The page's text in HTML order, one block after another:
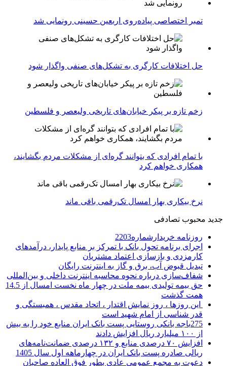
تمبر اختصاصی پیاده‌روی اربعین حسینی رونمایی شد
حل اختلافات کارگری به تشکل‌های صنفی واگذار شود
زخم تازه بر پیکر خیابان‌های تاریخی ولیعصر و فلسطین
با تمام افرادی که بتوانند گره‌ای از مشکلات مردم بگشایند،
همکاری خواهم کرد
نرخ بیکاری بهار امسال تک‌رقمی باقی ماند
جدید محبوب تصادفی
روزنامه خریدارشماره2203
اجرای برنامه تحول بانک با تمرکز بر منابع پایدار، درآمدهای
کارمزدی و بازسازی اعتماد مشتریان
تبدیل قبوض آب، برق و گاز به اینترنت رایگان
شفاف‌سازی درباره نحوه محاسبه اینترنت داخلی و بین‌المللی
حق بیمه تولیدی بیمه ملت در چهار ماه نخست امسال از 14.5
همت گذشت
این روزها ، روز نمایش اقتدار ، اتحاد مقدس ، همبستگی و
قدر شناسی از امام شهید است
275باجه بانکی روستایی پست بانک ایران منابع خود را به بیش
از ۱۰۰ میلیارد ریال افزایش دادند
افزایش ۷۰ درصدی منابع و ۱۳۲ درصدی ضمانت‌نامه‌های
ریالی صادره پست بانک ایران در چهارماهه اول سال 1405
دعوت به مجمع عمومی عادی بطور فوق العاده صاحبان